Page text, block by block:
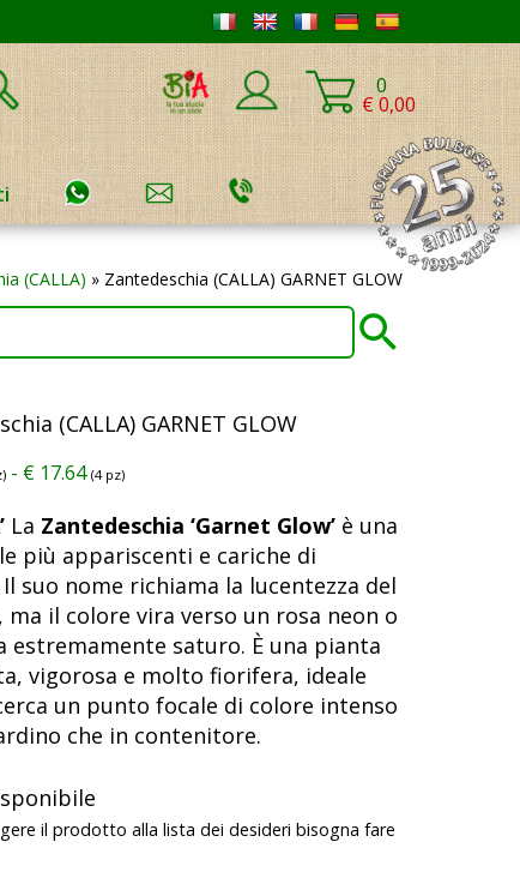
0
€ 0,00
(CALLA) » Zantedeschia (CALLA) GARNET GLOW
(CALLA) GARNET GLOW
- €17.64 (4 pz)
La Zantedeschia ‘Garnet Glow’è una
più appariscenti e cariche di
suo nome richiama la lucentezza del
ma il colore vira verso un rosa neon o
estremamente saturo. È una pianta
vigorosa e molto fiorifera, ideale
un punto focale di colore intenso
che in contenitore.
il prodotto alla lista dei desideri bisogna fare